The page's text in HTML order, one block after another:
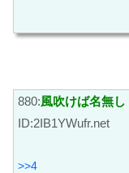
880:風吹けば名無し
ID:2IB1YWufr.net
>>4